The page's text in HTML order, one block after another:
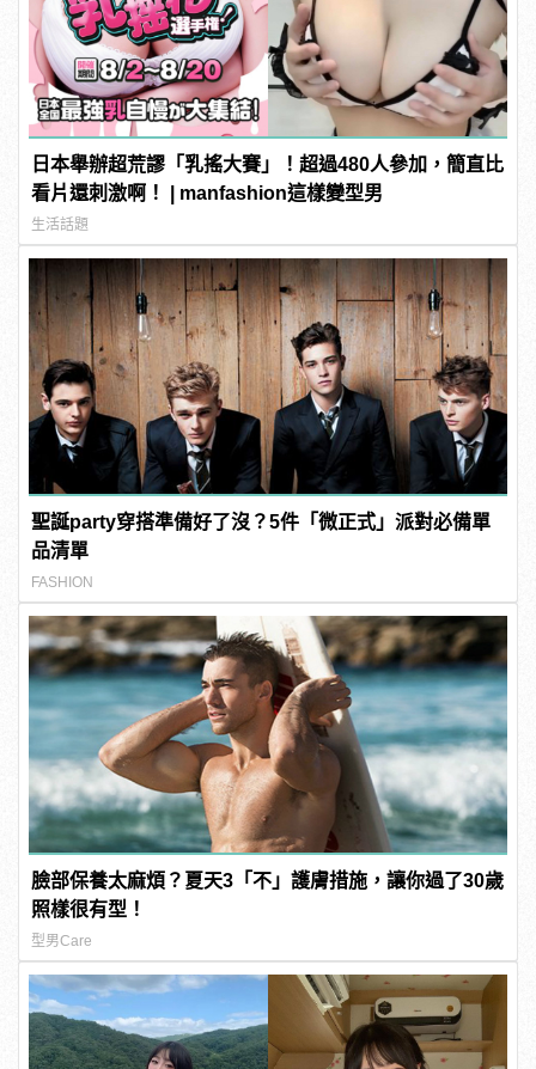
日本舉辦超荒謬「乳搖大賽」！超過480人參加，簡直比
看片還刺激啊！ | manfashion這樣變型男
生活話題
聖誕party穿搭準備好了沒？5件「微正式」派對必備單
品清單
FASHION
臉部保養太麻煩？夏天3「不」護膚措施，讓你過了30歲
照樣很有型！
型男Care